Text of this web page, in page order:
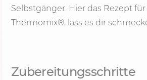
Selbstgänger. Hier das Rezept
Thermomix®, lass es dir
Zubereitungsschritte